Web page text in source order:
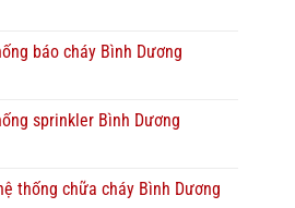
báo cháy Bình Dương
sprinkler Bình Dương
thống chữa cháy Bình Dương